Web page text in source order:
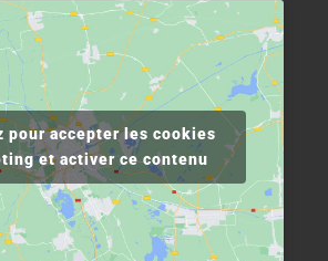
pour accepter les cookies
et activer ce contenu